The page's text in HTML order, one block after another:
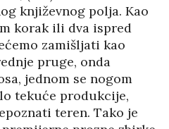
književnog polja. Kao
korak ili dva ispred
zamišljati kao
pruge, onda
jednom se nogom
tekuće produkcije,
teren. Tako je